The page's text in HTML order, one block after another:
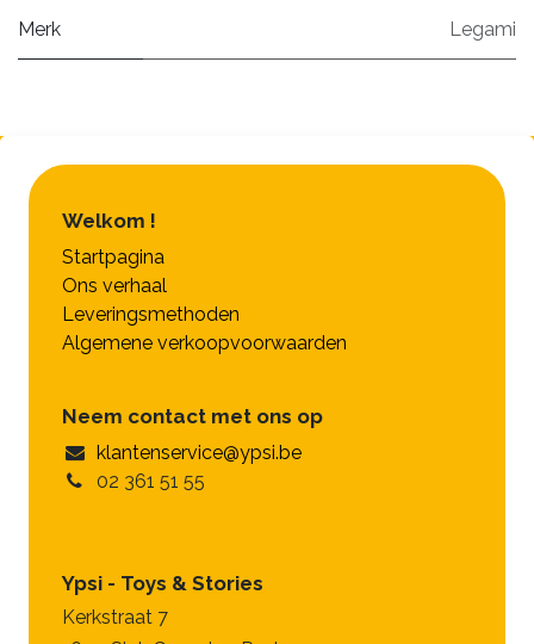
Merk Legami
Welkom !
Startpagina
Ons verhaal
Leveringsmethoden
Algemene verkoopvoorwaarden
Neem contact met ons op
klantenservice@ypsi.be
02 361 51 55
Ypsi - Toys & Stories
Kerkstraat 7